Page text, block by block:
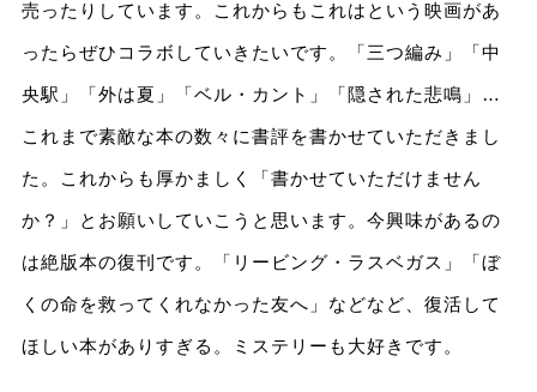
売ったりしています。これからもこれはという映画があ
ったらぜひコラボしていきたいです。「三つ編み」「中
央駅」「外は夏」「ベル・カント」「隠された悲鳴」…
これまで素敵な本の数々に書評を書かせていただきまし
た。これからも厚かましく「書かせていただけません
か？」とお願いしていこうと思います。今興味があるの
は絶版本の復刊です。「リービング・ラスベガス」「ぼ
くの命を救ってくれなかった友へ」などなど、復活して
ほしい本がありすぎる。ミステリーも大好きです。